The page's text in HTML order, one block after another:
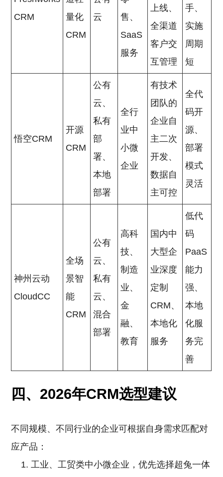
CRM
量化
CRM
云
售、
SaaS
服务
上线、
全渠道
客户交
互管理
手、
实施
周期
短
悟空CRM
开源
CRM
公有
云、
私有
部
署、
本地
部署
全行
业中
小微
企业
有技术
团队的
企业自
主二次
开发、
数据自
主可控
全代
码开
源、
部署
模式
灵活
神州云动
CloudCC
全场
景智
能
CRM
公有
云、
私有
云、
混合
部署
高科
技、
制造
业、
金
融、
教育
国内中
大型企
业深度
定制
CRM、
本地化
服务
低代
码
PaaS
能力
强、
本地
化服
务完
善
四、2026年CRM选型建议
不同规模、不同行业的企业可根据自身需求匹配对
应产品：
工业、工贸类中小微企业，优先选择超兔一体